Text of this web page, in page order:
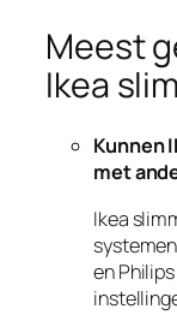
Meest
Ikea
Kunnen
met
Ikea
en